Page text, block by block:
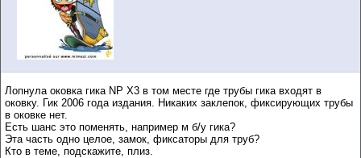
Лопнула оковка гика NP X3 в том месте где трубы гика входят в
оковку. Гик 2006 года издания. Никаких заклепок, фиксирующих трубы
в оковке нет.
Есть шанс это поменять, например м б/у гика?
Эта часть одно целое, замок, фиксаторы для труб?
Кто в теме, подскажите, плиз.